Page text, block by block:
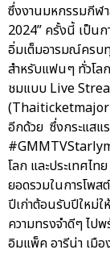
ซึ่งงานมหกรรมกีฬ
2024” ครั้งนี้ เป็น
อิ่มเต็มอารมณ์ครบ
สำหรับแฟนๆ ทั่วโล
ชมแบบ Live
(Thaiticketmajor
อีกด้วย ซึ่งกระแสแ
โลก และประเทศไ
ยอดรวมในการโพส
ปีเก่าต้อนรับปีใหม่
ความทรงจำดีๆ ไป
อิมแพ็ค อารีน่า เมื